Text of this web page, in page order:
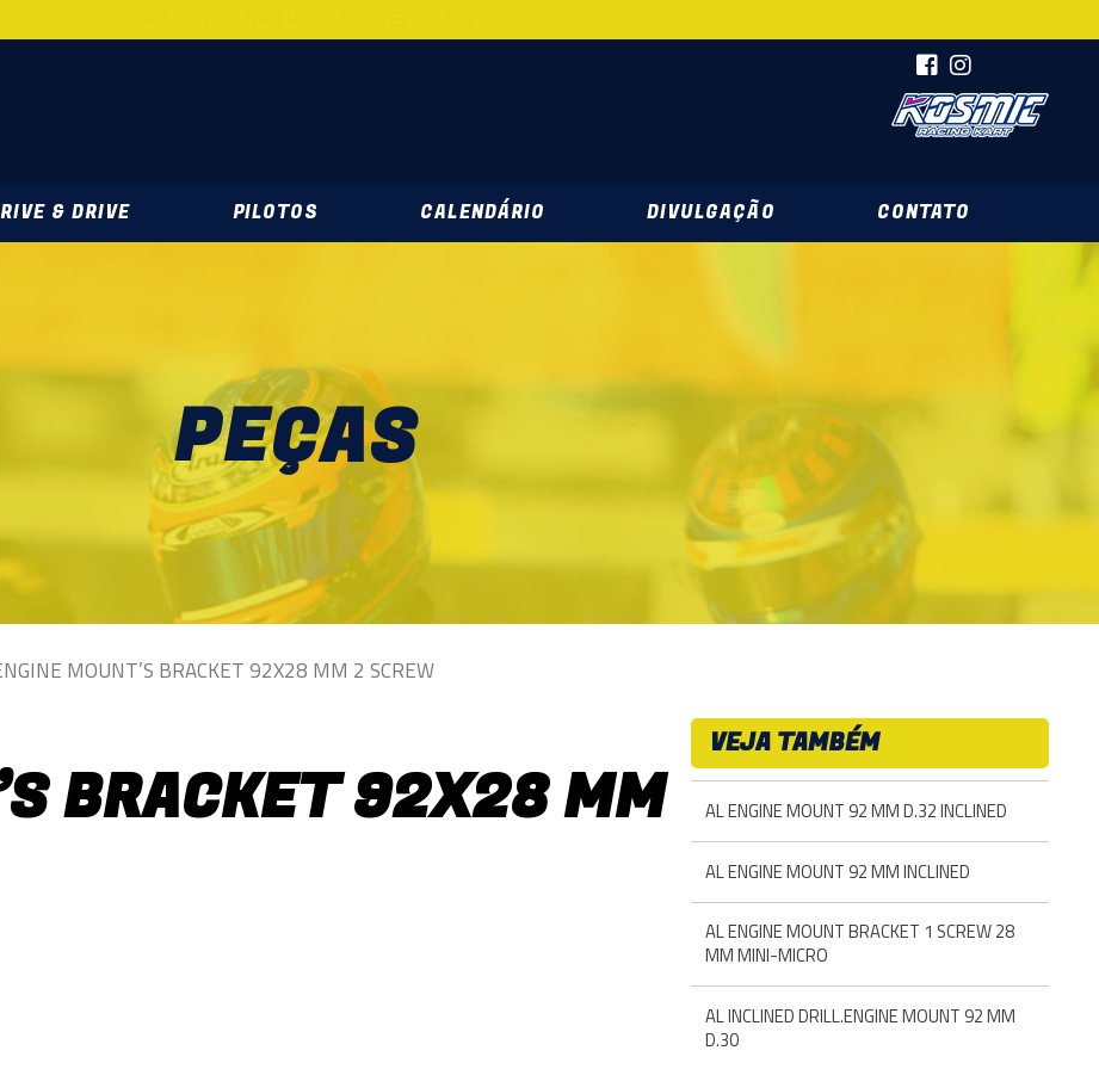
& DRIVE PILOTOS CALENDÁRIO DIVULGAÇÃO CONTATO
PEÇAS
MOUNT’S BRACKET 92X28 MM 2 SCREW
BRACKET 92X28 MM
VEJA TAMBÉM
AL ENGINE MOUNT 92 MM D.32 INCLINED
AL ENGINE MOUNT 92 MM INCLINED
AL ENGINE MOUNT BRACKET 1 SCREW 28
MM MINI-MICRO
AL INCLINED DRILL.ENGINE MOUNT 92 MM
D.30